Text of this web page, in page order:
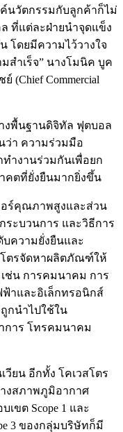
นวัตกรรมกับลูกค้าก็ไม่
ที่แต่ละฝ่ายนำจุดแข็ง
โดยมีความไว้วางใจ
สำเร็จ” นางโมนิค บูค
(Chief Commercial
งพื้นฐานดิจิทัล ฟุตบอล
ว่า ความร่วมมือ
ำงานร่วมกันเพื่อยก
คตที่ยั่งยืนมากยิ่งขึ้น
อร์คุณภาพสูงและส่วน
ะบวนการ และวิธีการ
ความยั่งยืนและ
ตรจัดหาผลิตภัณฑ์ให้
ช่น การคมนาคม การ
าและอิเล็กทรอนิกส์
กนำไปใช้ใน
การ โทรคมนาคม
วียน อีกทั้ง โคเวสโตร
งสภาพภูมิอากาศ
ขต Scope 1 และ
3 ของกลุ่มบริษัทก็มี